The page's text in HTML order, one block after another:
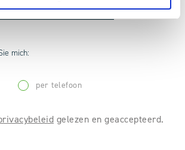
auswählen
mich:
per telefoon
gelezen en geaccepteerd.